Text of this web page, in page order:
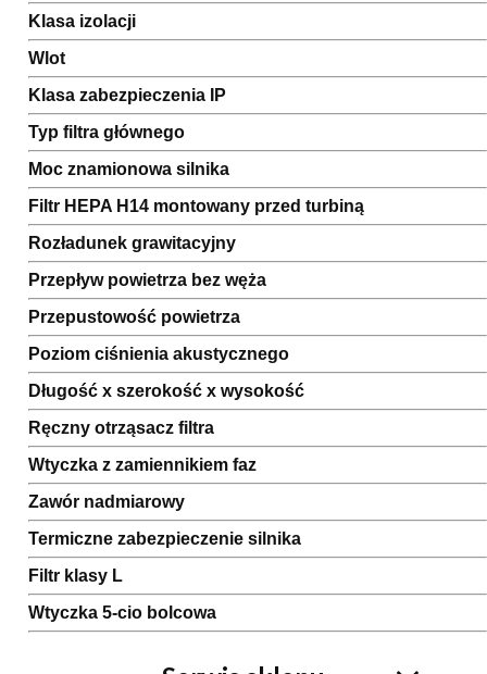
Klasa izolacji
Wlot
Klasa zabezpieczenia IP
Typ filtra głównego
Moc znamionowa silnika
Filtr HEPA H14 montowany przed turbiną
Rozładunek grawitacyjny
Przepływ powietrza bez węża
Przepustowość powietrza
Poziom ciśnienia akustycznego
Długość x szerokość x wysokość
Ręczny otrząsacz filtra
Wtyczka z zamiennikiem faz
Zawór nadmiarowy
Termiczne zabezpieczenie silnika
Filtr klasy L
Wtyczka 5-cio bolcowa